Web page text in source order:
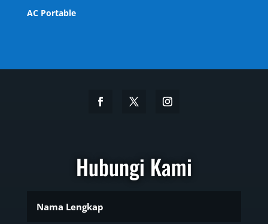
AC Portable
Hubungi Kami